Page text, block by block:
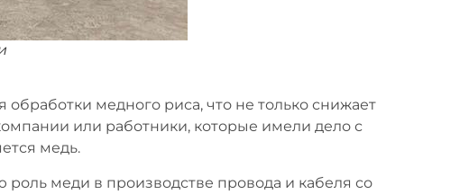
медного риса, что не только снижает
или работники, которые имели дело с
медь.
роль меди в производстве провода и кабеля со